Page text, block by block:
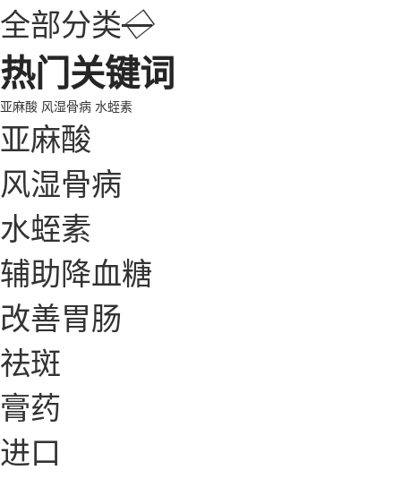
全部分类◇
热门关键词
亚麻酸 风湿骨病 水蛭素
亚麻酸
风湿骨病
水蛭素
辅助降血糖
改善胃肠
祛斑
膏药
进口